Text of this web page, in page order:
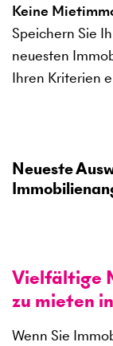
Keine
Speichern Sie
neuesten
Ihren Kriterien
Neueste
Vielfältige
zu mieten
Wenn Sie